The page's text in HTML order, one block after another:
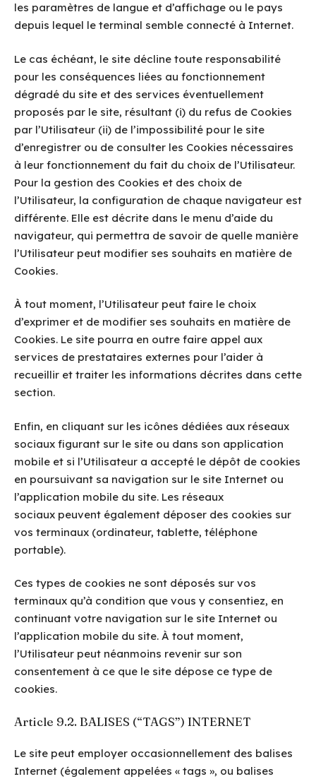
les paramètres de langue et d’affichage ou le pays
depuis lequel le terminal semble connecté à Internet.
Le cas échéant, le site décline toute responsabilité
pour les conséquences liées au fonctionnement
dégradé du site et des services éventuellement
proposés par le site, résultant (i) du refus de Cookies
par l’Utilisateur (ii) de l’impossibilité pour le site
d’enregistrer ou de consulter les Cookies nécessaires
à leur fonctionnement du fait du choix de l’Utilisateur.
Pour la gestion des Cookies et des choix de
l’Utilisateur, la configuration de chaque navigateur est
différente. Elle est décrite dans le menu d’aide du
navigateur, qui permettra de savoir de quelle manière
l’Utilisateur peut modifier ses souhaits en matière de
Cookies.
À tout moment, l’Utilisateur peut faire le choix
d’exprimer et de modifier ses souhaits en matière de
Cookies. Le site pourra en outre faire appel aux
services de prestataires externes pour l’aider à
recueillir et traiter les informations décrites dans cette
section.
Enfin, en cliquant sur les icônes dédiées aux réseaux
sociaux figurant sur le site ou dans son application
mobile et si l’Utilisateur a accepté le dépôt de cookies
en poursuivant sa navigation sur le site Internet ou
l’application mobile du site. Les réseaux
sociaux peuvent également déposer des cookies sur
vos terminaux (ordinateur, tablette, téléphone
portable).
Ces types de cookies ne sont déposés sur vos
terminaux qu’à condition que vous y consentiez, en
continuant votre navigation sur le site Internet ou
l’application mobile du site. À tout moment,
l’Utilisateur peut néanmoins revenir sur son
consentement à ce que le site dépose ce type de
cookies.
Article 9.2. BALISES (“TAGS”) INTERNET
Le site peut employer occasionnellement des balises
Internet (également appelées « tags », ou balises